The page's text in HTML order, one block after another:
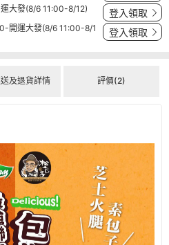
大發(8/6 11:00-8/12) 登入領取
開運大發(8/6 11:00-8/1
登入領取
及退貨詳情 評價(2)